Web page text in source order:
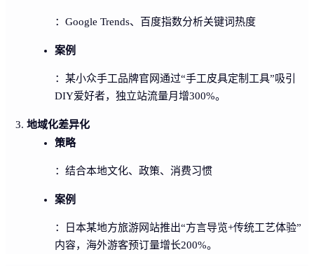
：Google Trends、百度指数分析关键词热度
案例
：某小众手工品牌官网通过“手工皮具定制工具”吸引
DIY爱好者，独立站流量月增300%。
地域化差异化
策略
：结合本地文化、政策、消费习惯
案例
：日本某地方旅游网站推出“方言导览+传统工艺体验”
内容，海外游客预订量增长200%。